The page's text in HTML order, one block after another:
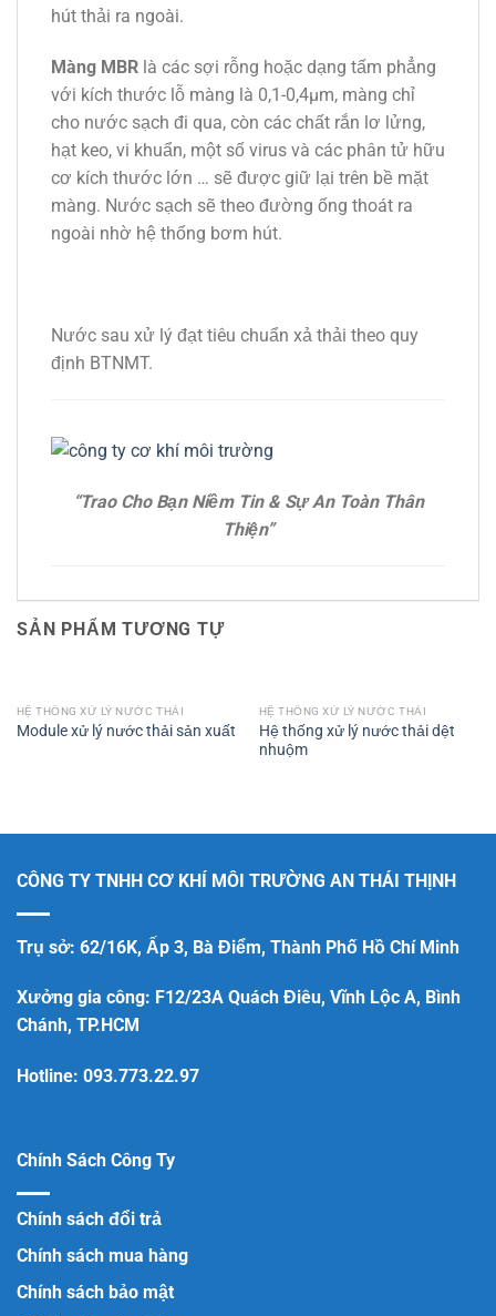
hút thải ra ngoài.
Màng MBR là các sợi rỗng hoặc dạng tấm phẳng
với kích thước lỗ màng là 0,1-0,4µm, màng chỉ
cho nước sạch đi qua, còn các chất rắn lơ lửng,
hạt keo, vi khuẩn, một số virus và các phân tử hữu
cơ kích thước lớn … sẽ được giữ lại trên bề mặt
màng. Nước sạch sẽ theo đường ống thoát ra
ngoài nhờ hệ thống bơm hút.
Nước sau xử lý đạt tiêu chuẩn xả thải theo quy
định BTNMT.
“Trao Cho Bạn Niềm Tin & Sự An Toàn Thân
Thiện”
SẢN PHẨM TƯƠNG TỰ
HỆ THỐNG XỬ LÝ NƯỚC THẢI
Module xử lý nước thải sản xuất
HỆ THỐNG XỬ LÝ NƯỚC THẢI
Hệ thống xử lý nước thải dệt
nhuộm
CÔNG TY TNHH CƠ KHÍ MÔI TRƯỜNG AN THÁI THỊNH
Trụ sở: 62/16K, Ấp 3, Bà Điểm, Thành Phố Hồ Chí Minh
Xưởng gia công: F12/23A Quách Điêu, Vĩnh Lộc A, Bình
Chánh, TP.HCM
Hotline: 093.773.22.97
Chính Sách Công Ty
Chính sách đổi trả
Chính sách mua hàng
Chính sách bảo mật